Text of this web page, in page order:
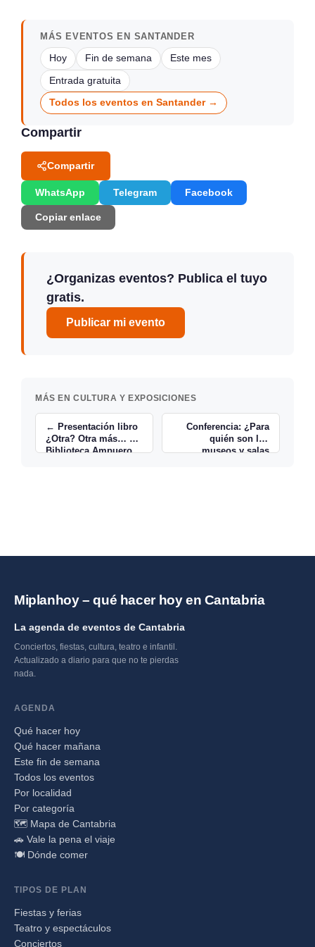
MÁS EVENTOS EN SANTANDER
Hoy Fin de semana Este mes
Entrada gratuita
Todos los eventos en Santander →
Compartir
Compartir
WhatsApp Telegram Facebook
Copiar enlace
¿Organizas eventos? Publica el tuyo
gratis.
Publicar mi evento
MÁS EN CULTURA Y EXPOSICIONES
← Presentación libro
¿Otra? Otra más… en
Biblioteca Ampuero
Conferencia: ¿Para
quién son los
museos y salas
Miplanhoy – qué hacer hoy en Cantabria
La agenda de eventos de Cantabria
Conciertos, fiestas, cultura, teatro e infantil.
Actualizado a diario para que no te pierdas
nada.
AGENDA
Qué hacer hoy
Qué hacer mañana
Este fin de semana
Todos los eventos
Por localidad
Por categoría
🗺️ Mapa de Cantabria
🚗 Vale la pena el viaje
🍽️ Dónde comer
TIPOS DE PLAN
Fiestas y ferias
Teatro y espectáculos
Conciertos